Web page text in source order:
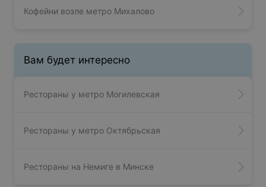
Кофейни возле метро Михалово
Вам будет интересно
Рестораны у метро Могилевская
Рестораны у метро Октябрьская
Рестораны на Немиге в Минске